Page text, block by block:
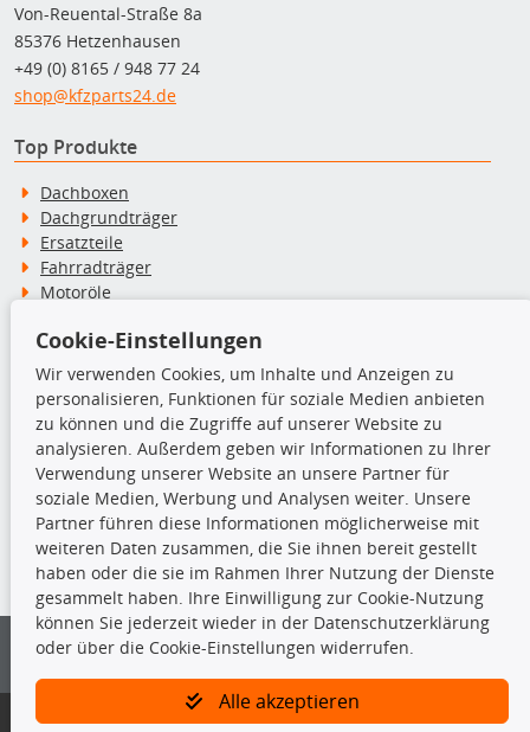
Von-Reuental-Straße 8a
85376 Hetzenhausen
+49 (0) 8165 / 948 77 24
shop@kfzparts24.de
Top Produkte
Dachboxen
Dachgrundträger
Ersatzteile
Fahrradträger
Motoröle
Schneeketten
TecDoc Inside
Die hier angezeigten Daten insbesondere die gesamte Datenbank dürfen
nicht kopiert werden.
Es ist zu unterlassen, die Daten oder die gesamte Datenbank ohne
vorherige Zustimmung von TecDoc zu vervielfältigen, zu verbreiten
und/oder diese Handlungen durch Dritte ausführen zu lassen. Ein
Bitte prüfen Sie, ob das über unseren Onlineshop identifizierte Ersatzteil
Cookie-Einstellungen
Wir verwenden Cookies, um Inhalte und Anzeigen zu
personalisieren, Funktionen für soziale Medien anbieten
zu können und die Zugriffe auf unserer Website zu
analysieren. Außerdem geben wir Informationen zu Ihrer
Verwendung unserer Website an unsere Partner für
soziale Medien, Werbung und Analysen weiter. Unsere
Partner führen diese Informationen möglicherweise mit
weiteren Daten zusammen, die Sie ihnen bereit gestellt
haben oder die sie im Rahmen Ihrer Nutzung der Dienste
gesammelt haben. Ihre Einwilligung zur Cookie-Nutzung
können Sie jederzeit wieder in der Datenschutzerklärung
oder über die Cookie-Einstellungen widerrufen.
Alle akzeptieren